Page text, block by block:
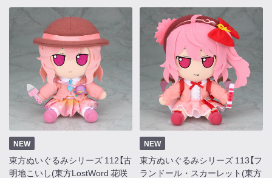
NEW
東方ぬいぐるみシリーズ 112【古
明地こいし(東方LostWord 花咲
NEW
東方ぬいぐるみシリーズ 113【フ
ランドール・スカーレット(東方